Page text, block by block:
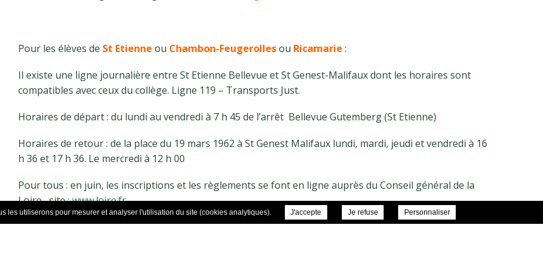
Pour les élèves de St Etienne ou Chambon-Feugerollesou Ricamarie :
Il existe une ligne journalière entre St Etienne Bellevue et St Genest-Malifaux dont les horaires sont
compatibles avec ceux du collège. Ligne 119 – Transports Just.
Horaires de départ : du lundi au vendredi à 7 h 45 de l’arrêt Bellevue Gutemberg (St Etienne)
Horaires de retour : de la place du 19 mars 1962 à St Genest Malifaux lundi, mardi, jeudi et vendredi à 16
h 36 et 17 h 36. Le mercredi à 12 h 00
Pour tous : en juin, les inscriptions et les règlements se font en ligne auprès du Conseil général de la
Loire, site :www.loire.fr
les utiliserons pour mesurer et analyser l'utilisation du site (cookies analytiques). J'accepte Je refuse Personnaliser